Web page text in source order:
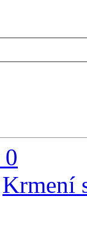
0
Krmení